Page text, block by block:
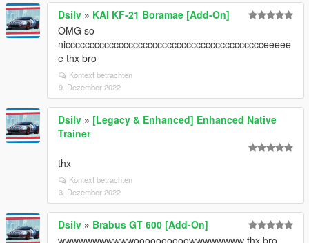
Dsilv » KAI KF-21 Boramae [Add-On]
OMG so
niccccccccccccccccccccccccccccccccccccccccceeeee
e thx bro
Kontext betrachten
9. Dezember 2022
Dsilv » [Legacy & Enhanced] Enhanced Native
Trainer
thx
Kontext betrachten
3. Dezember 2022
Dsilv » Brabus GT 600 [Add-On]
wwwwwwwwwwwoooooooooowwwwwwww thx bro